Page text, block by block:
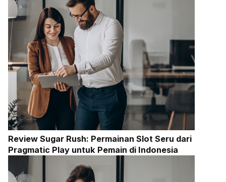
Review Sugar Rush: Permainan Slot Seru dari
Pragmatic Play untuk Pemain di Indonesia